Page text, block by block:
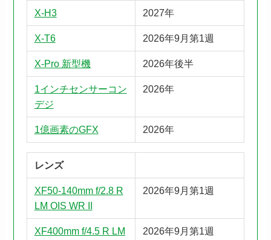
X-H3 2027年
X-T6 2026年9月第1週
X-Pro 新型機 2026年後半
1インチセンサーコン
デジ
2026年
1億画素のGFX 2026年
レンズ
XF50-140mm f/2.8 R
LM OIS WR II
2026年9月第1週
XF400mm f/4.5 R LM
2026年9月第1週